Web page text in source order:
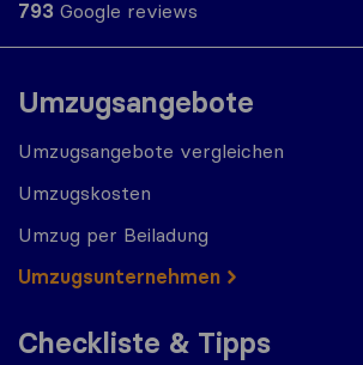
Umzugsangebote
Umzugsangebote vergleichen
Umzugskosten
Umzug per Beiladung
Umzugs​​unternehmen
Checkliste & Tipps
793 Google reviews